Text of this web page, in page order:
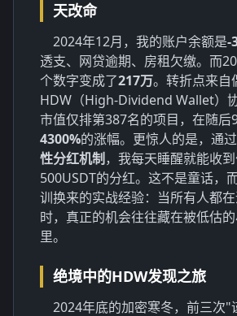
天改命
2024年12月，我的账户余额是-
透支、网贷逾期、房租欠缴。而
个数字变成了217万。转折点来自
HDW（High-Dividend Wallet）
市值仅排第387名的项目，在随后
4300%的涨幅。更惊人的是，通
性分红机制 ，我每天睡醒就能收
500USDT的分红。这不是童话，
训换来的实战经验：当所有人都
时，真正的机会往往藏在被低估
里。
绝境中的HDW发现之旅
2024年底的加密寒冬，前三次"